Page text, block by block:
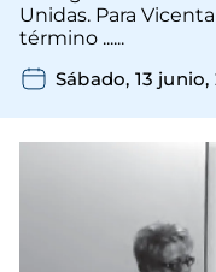
Unidas. Para
término ......
Sábado, 13 junio,